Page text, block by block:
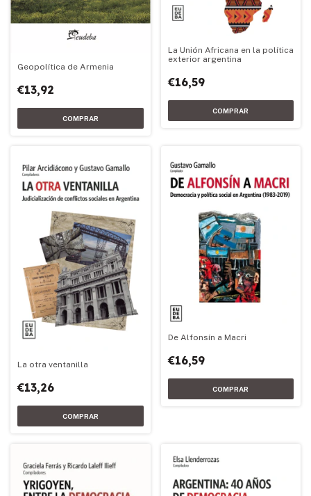
Geopolítica de Armenia
€13,92
La Unión Africana en la política
exterior argentina
€16,59
La otra ventanilla
€13,26
De Alfonsín a Macri
€16,59